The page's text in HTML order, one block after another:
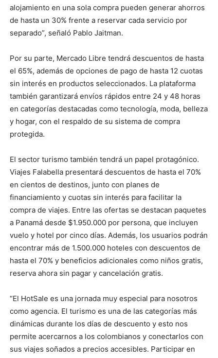
alojamiento en una sola compra pueden generar ahorros
de hasta un 30% frente a reservar cada servicio por
separado”, señaló Pablo Jaitman.
Por su parte, Mercado Libre tendrá descuentos de hasta
el 65%, además de opciones de pago de hasta 12 cuotas
sin interés en productos seleccionados. La plataforma
también garantizará envíos rápidos entre 24 y 48 horas
en categorías destacadas como tecnología, moda, belleza
y hogar, con el respaldo de su sistema de compra
protegida.
El sector turismo también tendrá un papel protagónico.
Viajes Falabella presentará descuentos de hasta el 70%
en cientos de destinos, junto con planes de
financiamiento y cuotas sin interés para facilitar la
compra de viajes. Entre las ofertas se destacan paquetes
a Panamá desde $1.950.000 por persona, que incluyen
vuelo y hotel por cinco días. Además, los usuarios podrán
encontrar más de 1.500.000 hoteles con descuentos de
hasta el 70% y beneficios adicionales como niños gratis,
reserva ahora sin pagar y cancelación gratis.
“El HotSale es una jornada muy especial para nosotros
como agencia. El turismo es una de las categorías más
dinámicas durante los días de descuento y esto nos
permite acercarnos a los colombianos y conectarlos con
sus viajes soñados a precios accesibles. Participar en